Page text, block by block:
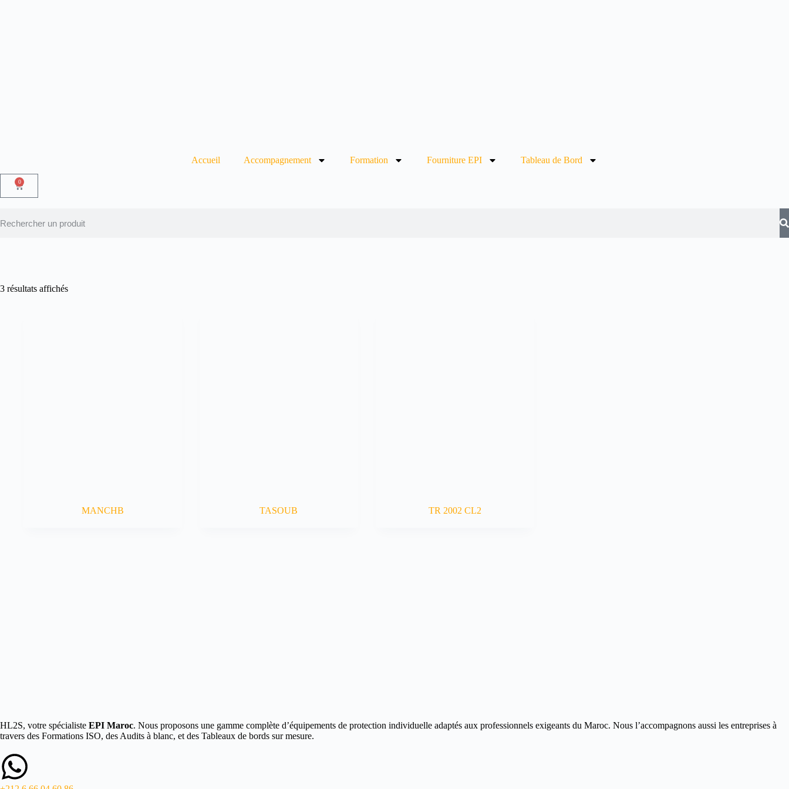
Accueil Accompagnement Formation Fourniture EPI Tableau de Bord
0
3 résultats affichés
MANCHB TASOUB TR 2002 CL2
HL2S, votre spécialiste EPI Maroc. Nous proposons une gamme complète d’équipements de protection individuelle adaptés aux professionnels exigeants du Maroc. Nous l’accompagnons aussi les entreprises à
travers des Formations ISO, des Audits à blanc, et des Tableaux de bords sur mesure.